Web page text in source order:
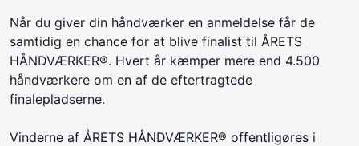
Når du giver din håndværker en anmeldelse får de
samtidig en chance for at blive finalist til ÅRETS
HÅNDVÆRKER®. Hvert år kæmper mere end 4.500
håndværkere om en af de eftertragtede
finalepladserne.
Vinderne af ÅRETS HÅNDVÆRKER® offentligøres i